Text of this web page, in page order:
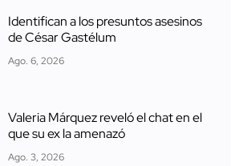
Identifican a los presuntos asesinos
de César Gastélum
Ago. 6, 2026
Valeria Márquez reveló el chat en el
que su ex la amenazó
Ago. 3, 2026